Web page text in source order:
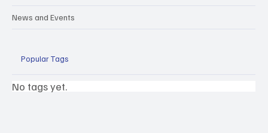
News and Events
Popular Tags
No tags yet.